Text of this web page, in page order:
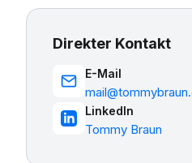
Direkter Kontakt
E-Mail
LinkedIn
Tommy Braun